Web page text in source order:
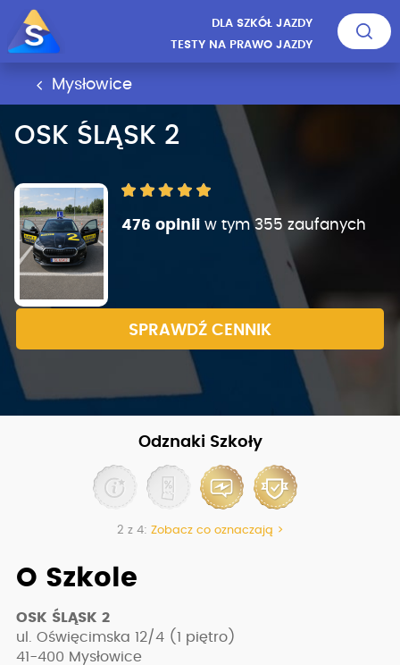
DLA SZKÓŁ JAZDY
TESTY NA PRAWO JAZDY
Mysłowice
OSK ŚLĄSK 2
476 opinii w tym 355 zaufanych
SPRAWDŹ CENNIK
Odznaki Szkoły
2 z 4: Zobacz co oznaczają >
O Szkole
OSK ŚLĄSK 2
ul. Oświęcimska 12/4 (1 piętro)
41-400 Mysłowice